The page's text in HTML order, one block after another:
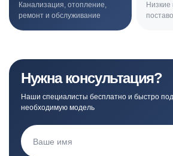
Канализация, отопление,
ремонт и обслуживание
Нужна консультация?
Наши специалисты бесплатно и быстро
необходимую модель